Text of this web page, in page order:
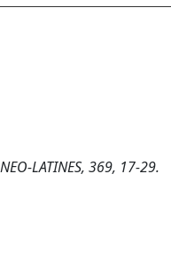
LATINES, 369, 17-29.